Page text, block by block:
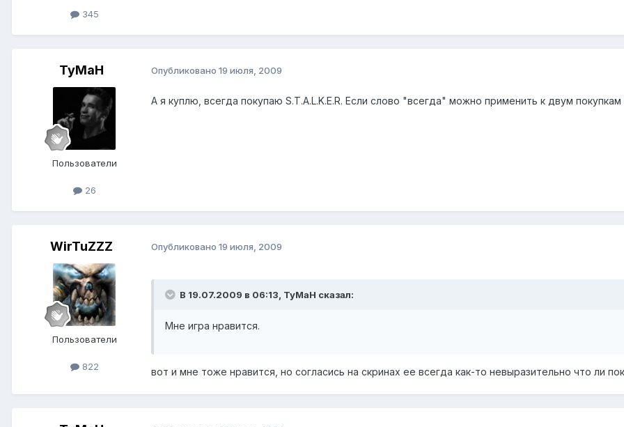
345
TyMaH
Пользователи
26
Опубликовано 19 июля, 2009
А я куплю, всегда покупаю S.T.A.L.K.E.R. Если слово "всегда" можно применить к двум
WirTuZZZ
Пользователи
822
Опубликовано 19 июля, 2009
В 19.07.2009 в 06:13, TyMaH сказал:
Мне игра нравится.
вот и мне тоже нравится, но согласись на скринах ее всегда как-то невыразительно что ли